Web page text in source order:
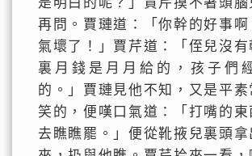
再問。賈璉道：「你幹的好事啊
氣壞了！」賈芹道：「侄兒沒
裏月錢是月月給的，孩子們
的。」賈璉見他不知，又是平
笑的，便嘆口氣道：「打嘴的東
去瞧瞧罷。」便從靴掖兒裏頭